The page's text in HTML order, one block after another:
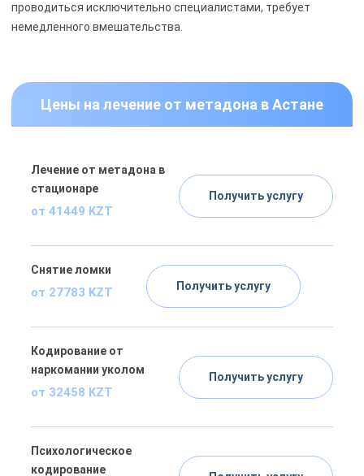
проводиться исключительно специалистами, требует
немедленного вмешательства.
Цены на лечение от метадона в Астане
Лечение от метадона в
стационаре
от 41449 KZT
Получить услугу
Снятие ломки
от 27783 KZT Получить услугу
Кодирование от
наркомании уколом
от 32458 KZT
Получить услугу
Психологическое
кодирование